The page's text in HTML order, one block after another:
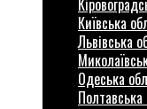
Київська
Львівська
Одеська
Полтавська